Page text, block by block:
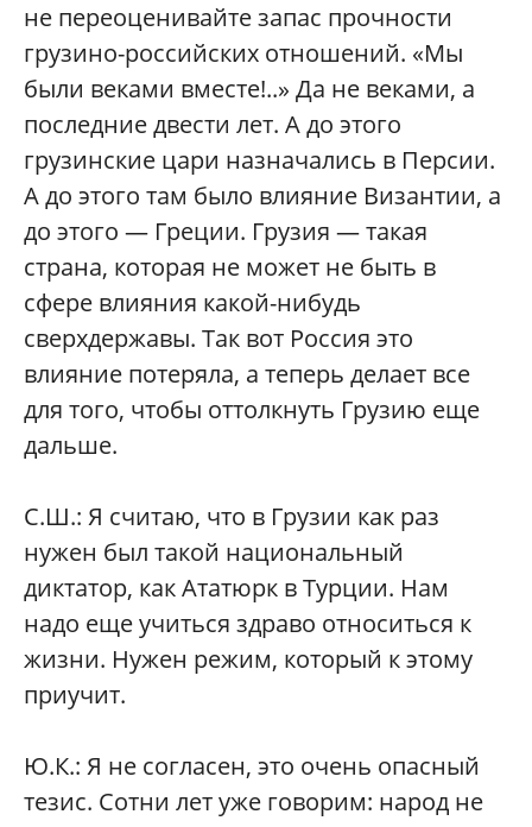
не переоценивайте запас прочности
грузино-российских отношений. «Мы
были веками вместе!..» Да не веками, а
последние двести лет. А до этого
грузинские цари назначались в Персии.
А до этого там было влияние Византии, а
до этого — Греции. Грузия — такая
страна, которая не может не быть в
сфере влияния какой-нибудь
сверхдержавы. Так вот Россия это
влияние потеряла, а теперь делает все
для того, чтобы оттолкнуть Грузию еще
дальше.
С.Ш.: Я считаю, что в Грузии как раз
нужен был такой национальный
диктатор, как Ататюрк в Турции. Нам
надо еще учиться здраво относиться к
жизни. Нужен режим, который к этому
приучит.
Ю.К.: Я не согласен, это очень опасный
тезис. Сотни лет уже говорим: народ не